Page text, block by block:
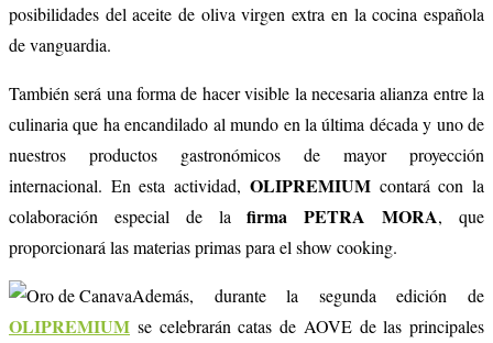
posibilidades del aceite de oliva virgen extra en la cocina española
de vanguardia.
También será una forma de hacer visible la necesaria alianza entre la
culinaria que ha encandilado al mundo en la última década y uno de
nuestros productos gastronómicos de mayor proyección
internacional. En esta actividad, OLIPREMIUMcontará con la
colaboración especial de lafirma PETRA MORA, que
proporcionará las materias primas para el show cooking.
Además, durante la segunda edición de
OLIPREMIUM se celebrarán catas de AOVE de las principales